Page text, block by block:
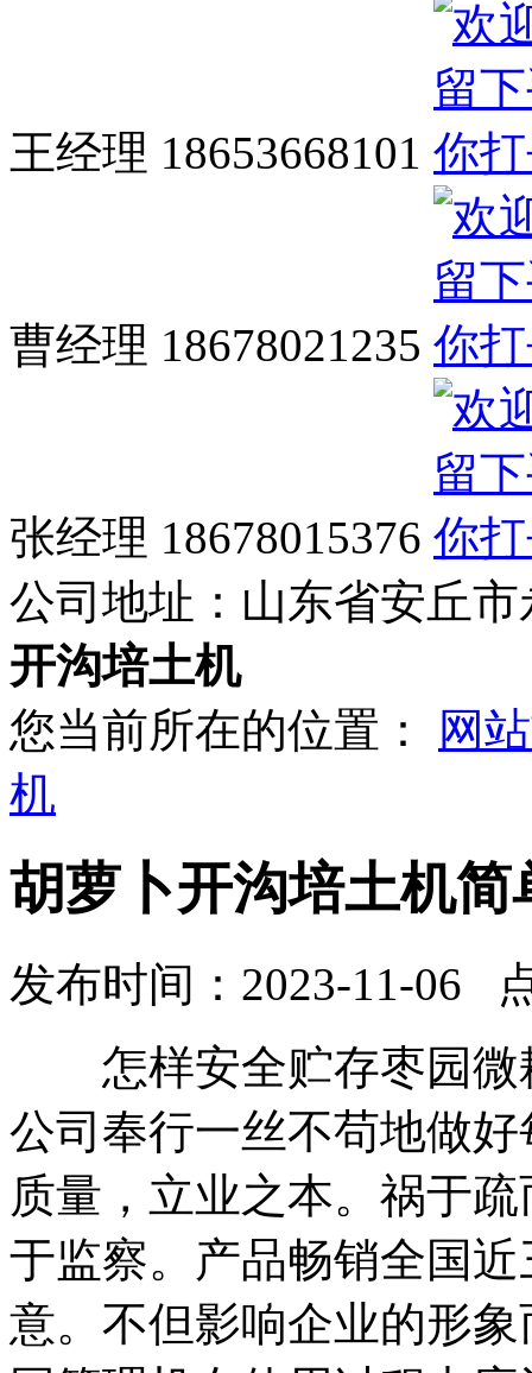
王经理 18653668101
曹经理 18678021235
张经理 18678015376
公司地址： 山东省安丘
开沟培土机
您当前所在的位置：
网
机
胡萝卜开沟培土机简
发布时间：2023-11-06
怎样安全贮存枣园微
公司奉行一丝不苟地做
质量，立业之本。祸于
于监察。产品畅销全国
意。不但影响企业的形